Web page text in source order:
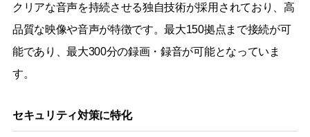
クリアな音声を持続させる独自技術が採用されており、高
品質な映像や音声が特徴です。最大150拠点まで接続が可
能であり、最大300分の録画・録音が可能となっていま
す。
セキュリティ対策に特化